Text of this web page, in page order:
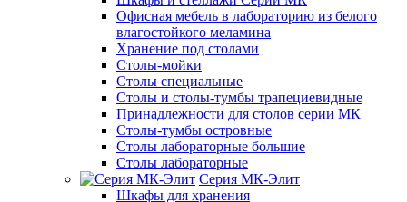
Офисная мебель в лабораторию из белого
влагостойкого меламина
Хранение под столами
Столы-мойки
Столы специальные
Столы и столы-тумбы трапециевидные
Принадлежности для столов серии МК
Столы-тумбы островные
Столы лабораторные большие
Столы лабораторные
Серия МК-Элит
Шкафы для хранения